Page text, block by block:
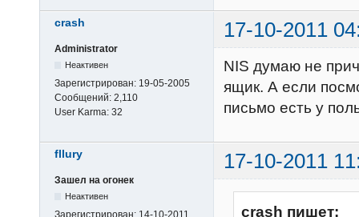
crash 17-10-2011
Administrator
Неактивен
Зарегистрирован: 19-05-2005
Сообщений: 2,110
User Karma: 32
NIS думаю не
ящик. А если
письмо есть у
fllury 17-10-2011
Зашел на огонек
Неактивен
Зарегистрирован: 14-10-2011 crash пишет: